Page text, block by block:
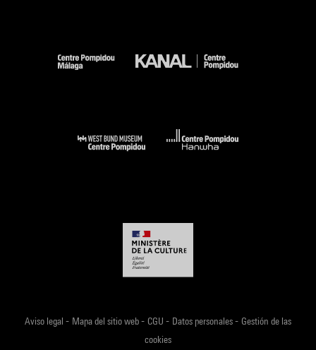
Aviso legal - Mapa del sitio web- CGU - Datos personales- Gestión de las
cookies